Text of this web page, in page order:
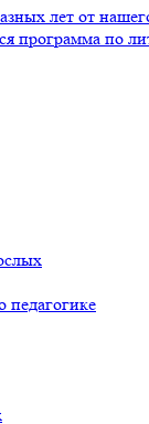
лет от
программа по
педагогике